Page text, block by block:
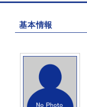
基本情報